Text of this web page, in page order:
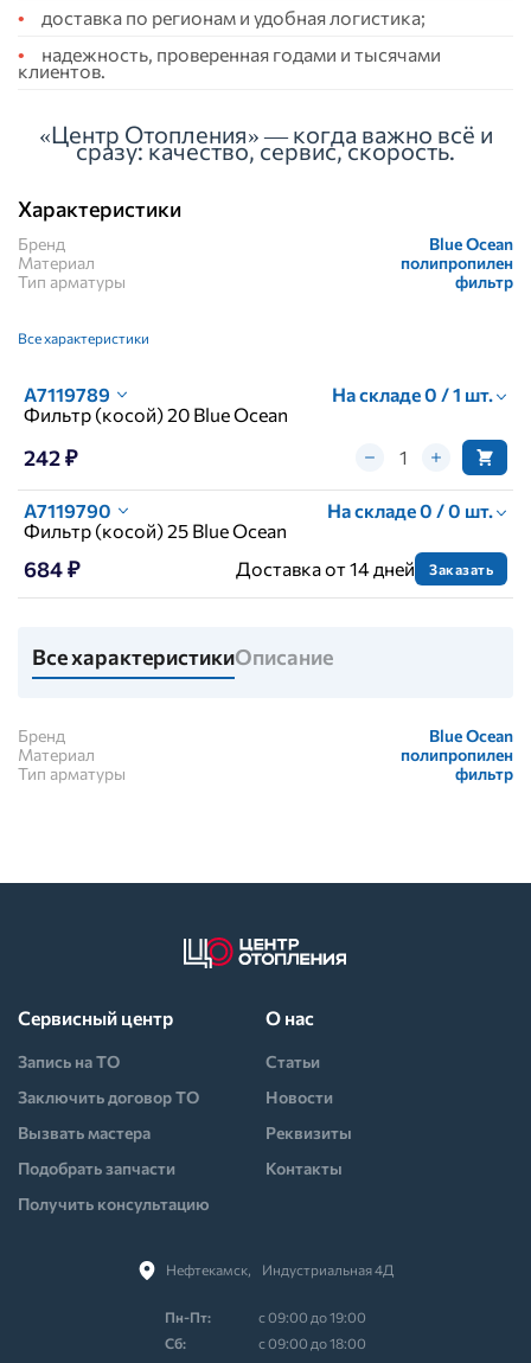
доставка по регионам и удобная логистика;
надежность, проверенная годами и тысячами
клиентов.
«Центр Отопления» — когда важно всё и
сразу: качество, сервис, скорость.
Характеристики
Бренд
Blue Ocean
Материал
полипропилен
Тип арматуры
фильтр
Все характеристики
A7119789
На складе 0 / 1 шт.
Фильтр (косой) 20 Blue Ocean
242 ₽
A7119790
На складе 0 / 0 шт.
Фильтр (косой) 25 Blue Ocean
684 ₽ Доставка от 14 дней Заказать
Все характеристикиОписание
Бренд
Blue Ocean
Материал
полипропилен
Тип арматуры
фильтр
Нефтекамск,⠀Индустриальная 4Д
Пн-Пт:
с 09:00 до 19:00
Cб:
с 09:00 до 18:00
Сервисный центр
Запись на ТО
Заключить договор ТО
Вызвать мастера
Подобрать запчасти
Получить консультацию
О нас
Статьи
Новости
Реквизиты
Контакты